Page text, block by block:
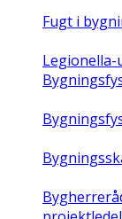
Fugt i